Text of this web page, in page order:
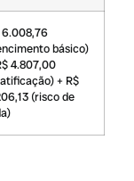
6.008,76
básico)
4.807,00
+ R$
(risco de